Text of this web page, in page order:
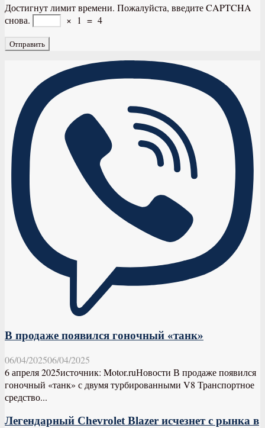
Достигнут лимит времени. Пожалуйста, введите CAPTCHA
снова.
× 1 = 4
В продаже появился гоночный «танк»
06/04/202506/04/2025
6 апреля 2025источник: Motor.ruНовости В продаже появился
гоночный «танк» с двумя турбированными V8 Транспортное
средство...
Легендарный Chevrolet Blazer исчезнет с рынка в